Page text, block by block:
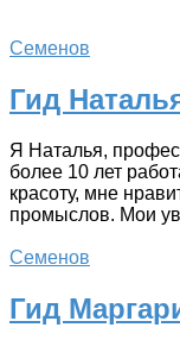
Семенов
Гид
Я Наталья,
более 10 лет
красоту, мне
промыслов. Мои
Семенов
Гид